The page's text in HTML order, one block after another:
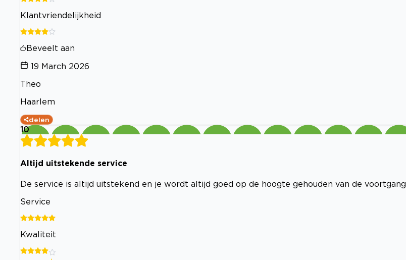
Klantvriendelijkheid
Beveelt aan
19 March 2026
Theo
Haarlem
delen
10
Altijd uitstekende service
De service is altijd uitstekend en je wordt altijd goed op de hoogte gehouden van de voortgang.
Service
Kwaliteit